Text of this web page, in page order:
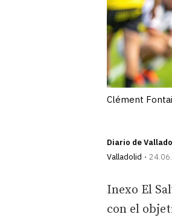
Clément
Diario de
Valladolid
Inexo El
con el